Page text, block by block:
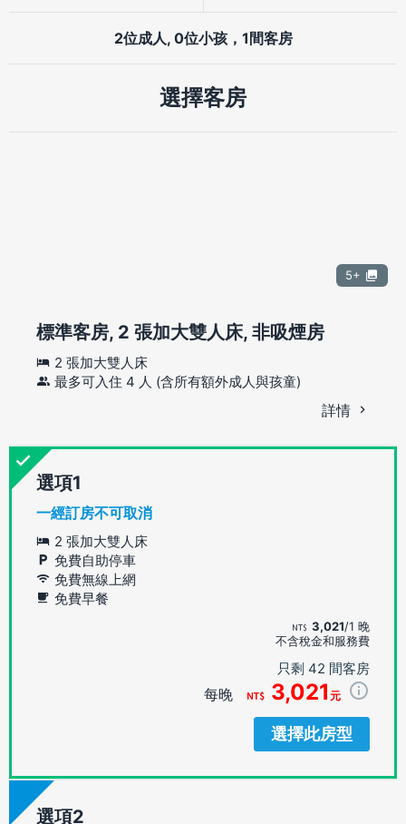
2位成人, 0位小孩，1間客房
選擇客房
5+
標準客房, 2 張加大雙人床, 非吸煙房
2 張加大雙人床
最多可入住 4 人 (含所有額外成人與孩童)
詳情
選項
一經訂房不可取消
2 張加大雙人床
免費自助停車
免費無線上網
免費早餐
3,021/1 晚
不含稅金和服務費
只剩 42 間客房
每晚 3,021 元
選擇此房型
選項